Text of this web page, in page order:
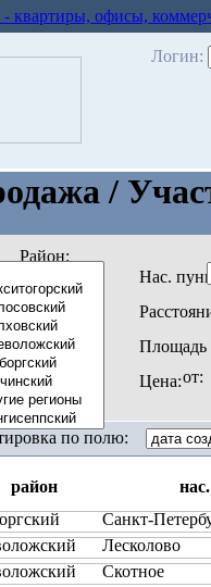
квартиры, офисы,
Логин:
/
Район:
Нас.
Площадь
Цена:от:
по полю:
район
Санкт-
Лесколово
Скотное